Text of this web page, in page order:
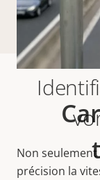
Non seulement
précision la